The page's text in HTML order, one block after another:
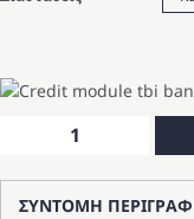
Ίρις
ΣΥΝΤΟΜΗ